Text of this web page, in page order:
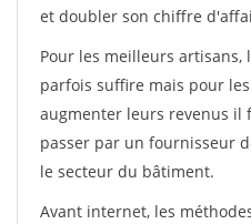
et doubler son chiffre
Pour les meilleurs
parfois suffire mais pour
augmenter leurs revenus il
passer par un fournisseur
le secteur du bâtiment.
Avant internet, les